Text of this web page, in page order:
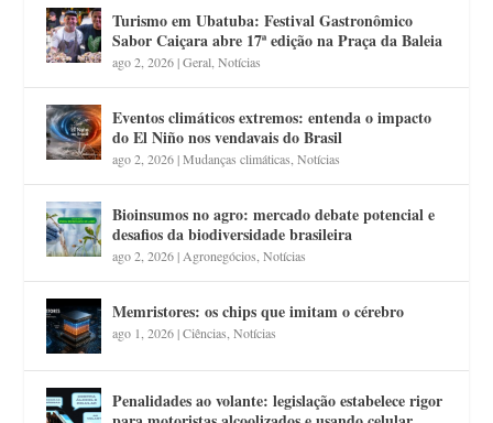
Turismo em Ubatuba: Festival Gastronômico
Sabor Caiçara abre 17ª edição na Praça da Baleia
ago 2, 2026|Geral ,Notícias
Eventos climáticos extremos: entenda o impacto
do El Niño nos vendavais do Brasil
ago 2, 2026|Mudanças climáticas ,Notícias
Bioinsumos no agro: mercado debate potencial e
desafios da biodiversidade brasileira
ago 2, 2026| Agronegócios ,Notícias
Memristores: os chips que imitam o cérebro
ago 1, 2026|Ciências ,Notícias
Penalidades ao volante: legislação estabelece rigor